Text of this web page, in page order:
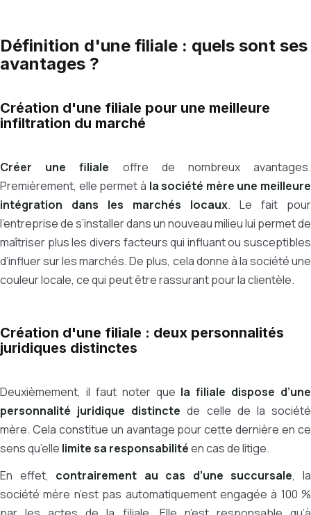
Définition d'une filiale : quels sont ses
avantages ?
Création d'une filiale pour une meilleure
infiltration du marché
Créer une filiale offre de nombreux avantages.
Premièrement, elle permet à la société mère une meilleure
intégration dans les marchés locaux. Le fait pour
l’entreprise de s’installer dans un nouveau milieu lui permet de
maîtriser plus les divers facteurs qui influant ou susceptibles
d’influer sur les marchés. De plus, cela donne à la société une
couleur locale, ce qui peut être rassurant pour la clientèle.
Création d'une filiale : deux personnalités
juridiques distinctes
Deuxièmement, il faut noter que la filiale dispose d’une
personnalité juridique distincte de celle de la société
mère. Cela constitue un avantage pour cette dernière en ce
sens qu’elle limite sa responsabilitéen cas de litige.
En effet, contrairement au cas d’une succursale, la
société mère n’est pas automatiquement engagée à 100 %